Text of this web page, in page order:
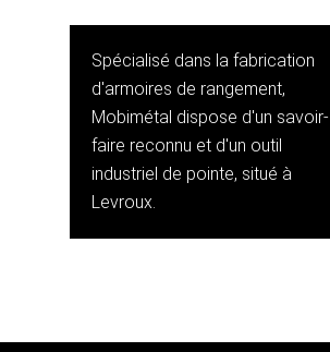
Spécialisé dans la fabrication
d'armoires de rangement,
Mobimétal dispose d'un savoir-
faire reconnu et d'un outil
industriel de pointe, situé à
Levroux.